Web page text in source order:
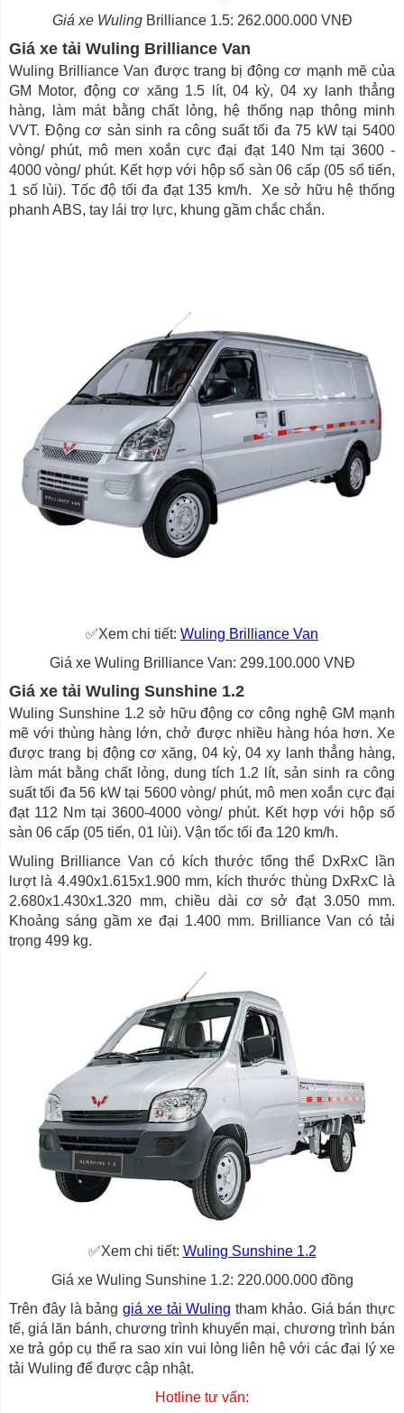
Giá xe WulingBrilliance 1.5: 262.000.000 VNĐ
Giá xe tải Wuling Brilliance Van
Wuling Brilliance Van được trang bị động cơ mạnh mẽ của
GM Motor, động cơ xăng 1.5 lít, 04 kỳ, 04 xy lanh thẳng
hàng, làm mát bằng chất lỏng, hệ thống nạp thông minh
VVT. Động cơ sản sinh ra công suất tối đa 75 kW tại 5400
vòng/ phút, mô men xoắn cực đại đạt 140 Nm tại 3600 -
4000 vòng/ phút. Kết hợp với hộp số sàn 06 cấp (05 số tiến,
1 số lùi). Tốc độ tối đa đạt 135 km/h. Xe sở hữu hệ thống
phanh ABS, tay lái trợ lực, khung gầm chắc chắn.
✅Xem chi tiết: Wuling Brilliance Van
Giá xe Wuling Brilliance Van: 299.100.000 VNĐ
Giá xe tải Wuling Sunshine 1.2
Wuling Sunshine 1.2 sở hữu động cơ công nghệ GM mạnh
mẽ với thùng hàng lớn, chở được nhiều hàng hóa hơn. Xe
được trang bị động cơ xăng, 04 kỳ, 04 xy lanh thẳng hàng,
làm mát bằng chất lỏng, dung tích 1.2 lít, sản sinh ra công
suất tối đa 56 kW tại 5600 vòng/ phút, mô men xoắn cực đại
đạt 112 Nm tại 3600-4000 vòng/ phút. Kết hợp với hộp số
sàn 06 cấp (05 tiến, 01 lùi). Vận tốc tối đa 120 km/h.
Wuling Brilliance Van có kích thước tổng thể DxRxC lần
lượt là 4.490x1.615x1.900 mm, kích thước thùng DxRxC là
2.680x1.430x1.320 mm, chiều dài cơ sở đạt 3.050 mm.
Khoảng sáng gầm xe đại 1.400 mm. Brilliance Van có tải
trọng 499 kg.
✅Xem chi tiết: Wuling Sunshine 1.2
Giá xe Wuling Sunshine 1.2: 220.000.000 đồng
Trên đây là bảng giá xe tải Wuling tham khảo. Giá bán thực
tế, giá lăn bánh, chương trình khuyến mại, chương trình bán
xe trả góp cụ thể ra sao xin vui lòng liên hệ với các đại lý xe
tải Wuling để được cập nhật.
Hotline tư vấn: